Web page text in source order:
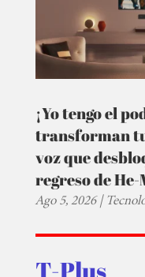
¡Yo tengo el
transforman
voz que
regreso de He-
Ago 5, 2026|
T-Plus